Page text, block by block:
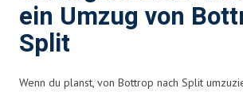
ein Umzug von
Split
Wenn du planst, von Bottrop nach Split